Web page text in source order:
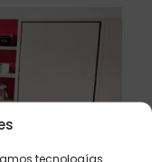
tecnologías